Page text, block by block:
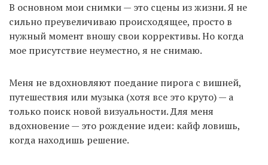
В основном мои снимки — это сцены из жизни. Я не
сильно преувеличиваю происходящее, просто в
нужный момент вношу свои коррективы. Но когда
мое присутствие неуместно, я не снимаю.
Меня не вдохновляют поедание пирога с вишней,
путешествия или музыка (хотя все это круто) — а
только поиск новой визуальности. Для меня
вдохновение — это рождение идеи: кайф ловишь,
когда находишь решение.